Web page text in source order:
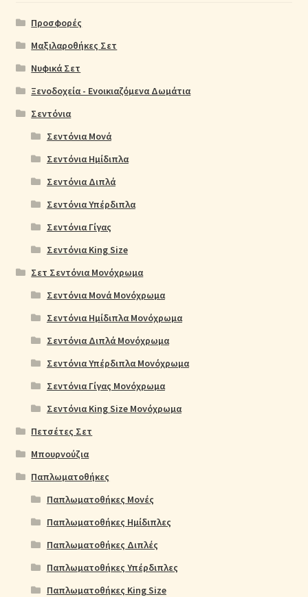
Προσφορές
Μαξιλαροθήκες Σετ
Νυφικά Σετ
Ξενοδοχεία - Ενοικιαζόμενα Δωμάτια
Σεντόνια
Σεντόνια Μονά
Σεντόνια Ημίδιπλα
Σεντόνια Διπλά
Σεντόνια Υπέρδιπλα
Σεντόνια Γίγας
Σεντόνια King Size
Σετ Σεντόνια Μονόχρωμα
Σεντόνια Μονά Μονόχρωμα
Σεντόνια Ημίδιπλα Μονόχρωμα
Σεντόνια Διπλά Μονόχρωμα
Σεντόνια Υπέρδιπλα Μονόχρωμα
Σεντόνια Γίγας Μονόχρωμα
Σεντόνια King Size Μονόχρωμα
Πετσέτες Σετ
Μπουρνούζια
Παπλωματοθήκες
Παπλωματοθήκες Μονές
Παπλωματοθήκες Ημίδιπλες
Παπλωματοθήκες Διπλές
Παπλωματοθήκες Υπέρδιπλες
Παπλωματοθήκες King Size